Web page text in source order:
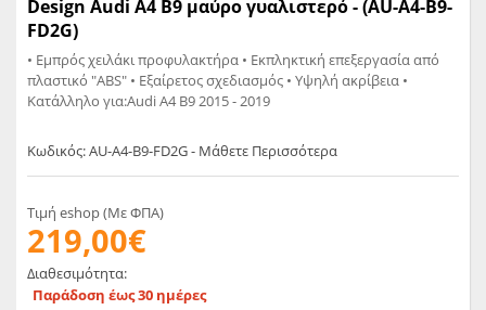
Design Audi A4 B9 μαύρο γυαλιστερό - (AU-A4-B9-
FD2G)
• Εμπρός χειλάκι προφυλακτήρα • Εκπληκτική επεξεργασία από
πλαστικό "ABS" • Εξαίρετος σχεδιασμός • Υψηλή ακρίβεια •
Κατάλληλο για:Audi A4 B9 2015 - 2019
Κωδικός: AU-A4-B9-FD2G - Μάθετε Περισσότερα
Τιμή eshop (Με ΦΠΑ)
219,00€
Διαθεσιμότητα:
Παράδοση έως 30 ημέρες